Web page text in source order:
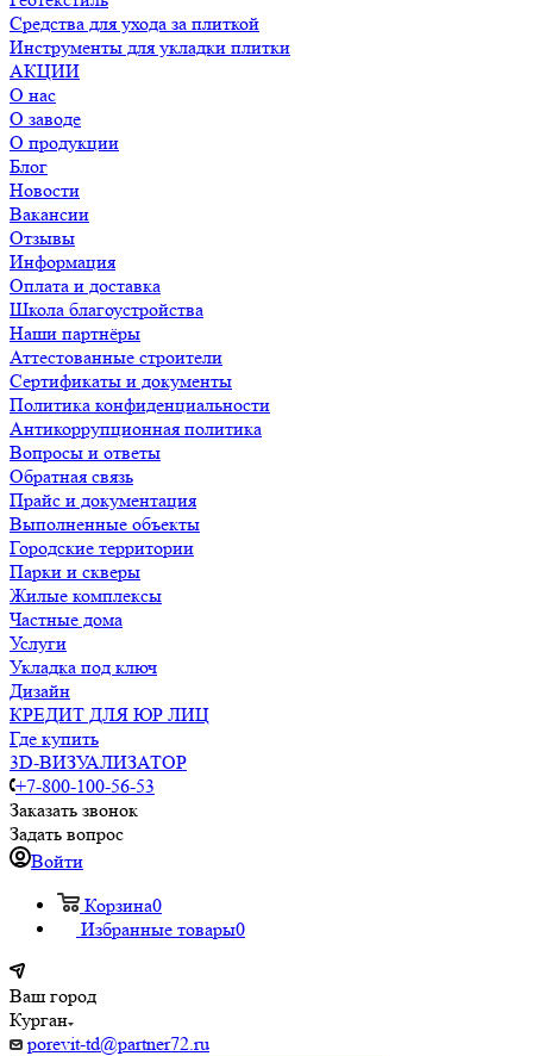
Средства для ухода за плиткой
Инструменты для укладки плитки
АКЦИИ
О нас
О заводе
О продукции
Блог
Новости
Вакансии
Отзывы
Информация
Оплата и доставка
Школа благоустройства
Наши партнёры
Аттестованные строители
Сертификаты и документы
Политика конфиденциальности
Антикоррупционная политика
Вопросы и ответы
Обратная связь
Прайс и документация
Выполненные объекты
Городские территории
Парки и скверы
Жилые комплексы
Частные дома
Услуги
Укладка под ключ
Дизайн
КРЕДИТ ДЛЯ ЮР ЛИЦ
Где купить
3D-ВИЗУАЛИЗАТОР
+7-800-100-56-53
Заказать звонок
Задать вопрос
Войти
Корзина0
Избранные товары0
Ваш город
Курган
porevit-td@partner72.ru